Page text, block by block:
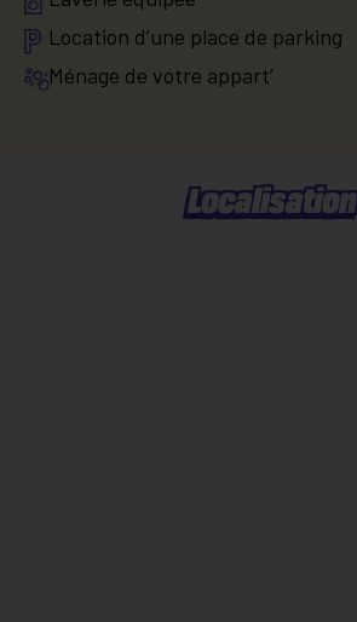
Location d’une place de parking
Ménage de votre appart’
Localisation